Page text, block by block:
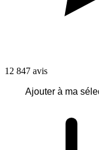
12 847 avis
Ajouter à ma